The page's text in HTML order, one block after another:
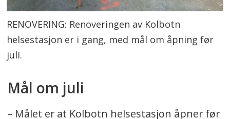
RENOVERING: Renoveringen av Kolbotn
helsestasjon er i gang, med mål om åpning før
juli.
Mål om juli
– Målet er at Kolbotn helsestasjon åpner før